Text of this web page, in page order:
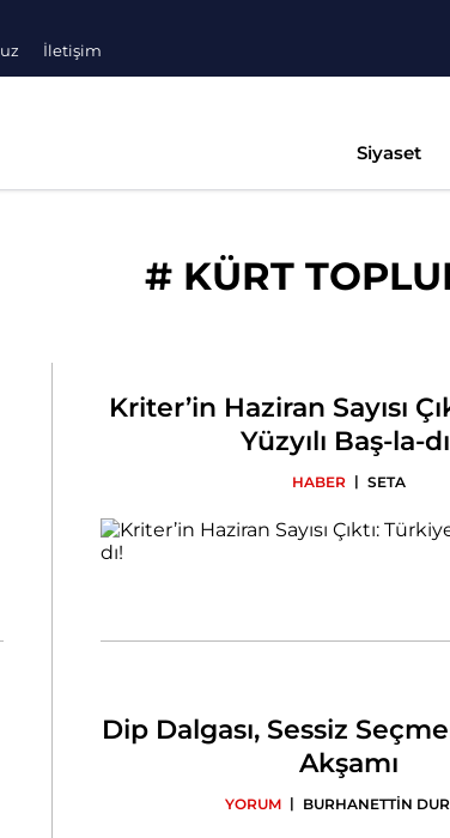
İletişim
Siyaset
# KÜRT
Kriter’in Haziran Sayısı
Yüzyılı Baş-la-
HABER | SETA
Dip Dalgası, Sessiz
Akşamı
YORUM | BURHANETTİN